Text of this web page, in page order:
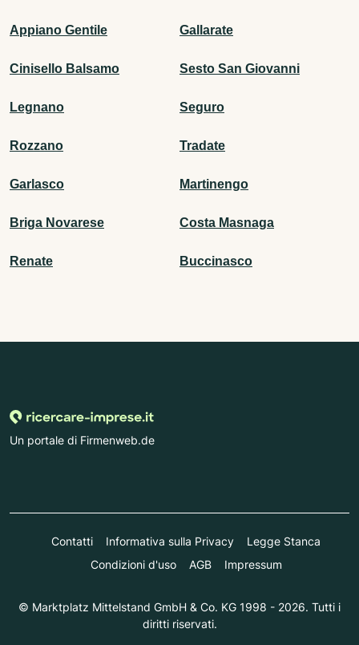
Appiano Gentile Gallarate
Cinisello Balsamo Sesto San Giovanni
Legnano Seguro
Rozzano Tradate
Garlasco Martinengo
Briga Novarese Costa Masnaga
Renate Buccinasco
Un portale di Firmenweb.de
Contatti Informativa sulla Privacy
Legge Stanca
Condizioni d'uso
AGB Impressum
© Marktplatz Mittelstand GmbH & Co. KG 1998 - 2026. Tutti i
diritti riservati.